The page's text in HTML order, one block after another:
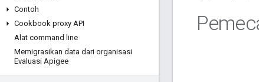
Contoh
Cookbook proxy API
Alat command line
Memigrasikan data dari organisasi
Evaluasi Apigee